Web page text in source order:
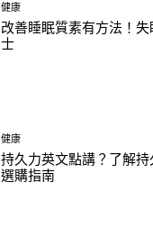
健康
改善睡眠質素有方法！
士
健康
持久力英文點講？了解
選購指南